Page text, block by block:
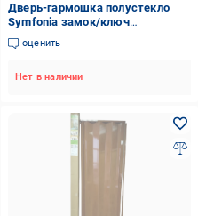
Дверь-гармошка полустекло
Symfonia замок/ключ
860х2030х10 мм Орех
(18237123)
оценить
Нет в наличии